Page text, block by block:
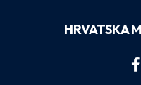
HRVATSKA